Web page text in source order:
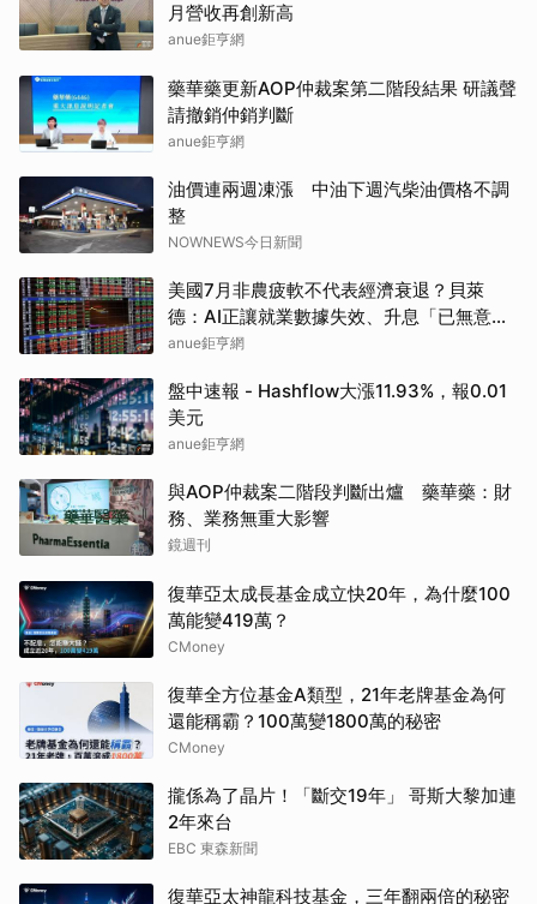
月營收再創新高
anue鉅亨網
藥華藥更新AOP仲裁案第二階段結果 研議聲
請撤銷仲銷判斷
anue鉅亨網
油價連兩週凍漲 中油下週汽柴油價格不調
整
NOWNEWS今日新聞
美國7月非農疲軟不代表經濟衰退？貝萊
德：AI正讓就業數據失效、升息「已無意
義」
anue鉅亨網
盤中速報 - Hashflow大漲11.93%，報0.01
美元
anue鉅亨網
與AOP仲裁案二階段判斷出爐 藥華藥：財
務、業務無重大影響
鏡週刊
復華亞太成長基金成立快20年，為什麼100
萬能變419萬？
CMoney
復華全方位基金A類型，21年老牌基金為何
還能稱霸？100萬變1800萬的秘密
CMoney
攏係為了晶片！「斷交19年」 哥斯大黎加連
2年來台
EBC 東森新聞
復華亞太神龍科技基金，三年翻兩倍的秘密